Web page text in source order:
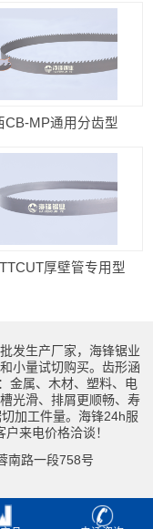
CB-MP通用分齿型
厚壁管专用型
发生产厂家，海锋锯业
小量试切购买。齿形涵
金属、木材、塑料、电
光滑、排屑更顺畅、寿
加工件量。海锋24h服
来电价格洽谈！
南路一段758号